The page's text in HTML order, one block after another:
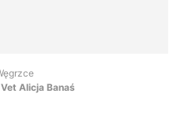
Alicja Banaś